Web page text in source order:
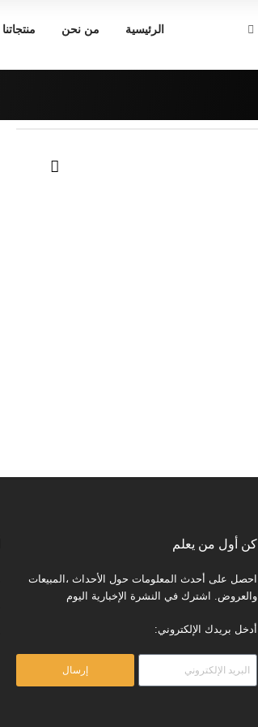
الرئيسية من نحن منتجاتنا
كن أول من يعلم
احصل على أحدث المعلومات حول الأحداث ،المبيعات
والعروض. اشترك في النشرة الإخبارية اليوم
أدخل بريدك الإلكتروني:
إرسال